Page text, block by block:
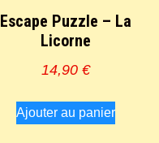
Escape Puzzle – La
Licorne
14,90 €
Ajouter au panier